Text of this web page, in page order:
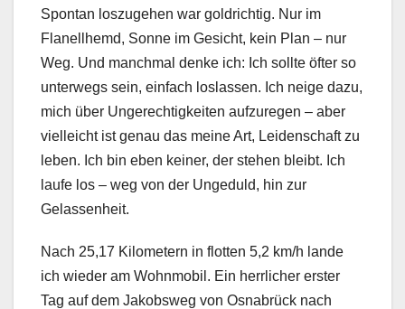
Spontan loszugehen war goldrichtig. Nur im
Flanellhemd, Sonne im Gesicht, kein Plan – nur
Weg. Und manchmal denke ich: Ich sollte öfter so
unterwegs sein, einfach loslassen. Ich neige dazu,
mich über Ungerechtigkeiten aufzuregen – aber
vielleicht ist genau das meine Art, Leidenschaft zu
leben. Ich bin eben keiner, der stehen bleibt. Ich
laufe los – weg von der Ungeduld, hin zur
Gelassenheit.
Nach 25,17 Kilometern in flotten 5,2 km/h lande
ich wieder am Wohnmobil. Ein herrlicher erster
Tag auf dem Jakobsweg von Osnabrück nach